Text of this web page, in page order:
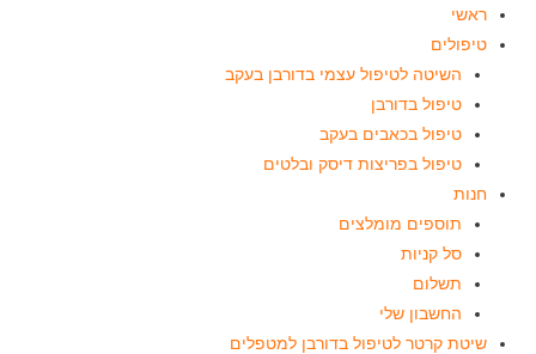
ראשי
טיפולים
השיטה לטיפול עצמי בדורבן בעקב
טיפול בדורבן
טיפול בכאבים בעקב
טיפול בפריצות דיסק ובלטים
חנות
תוספים מומלצים
סל קניות
תשלום
החשבון שלי
שיטת קרטר לטיפול בדורבן למטפלים